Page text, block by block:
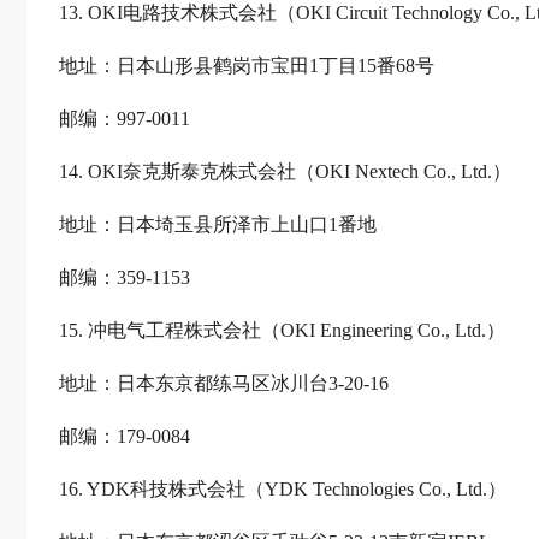
13. OKI电路技术株式会社（OKI Circuit Technology Co.,
地址：日本山形县鹤岗市宝田1丁目15番68号
邮编：997-0011
14. OKI奈克斯泰克株式会社（OKI Nextech Co., Ltd.）
地址：日本埼玉县所泽市上山口1番地
邮编：359-1153
15. 冲电气工程株式会社（OKI Engineering Co., Ltd.）
地址：日本东京都练马区冰川台3-20-16
邮编：179-0084
16. YDK科技株式会社（YDK Technologies Co., Ltd.）